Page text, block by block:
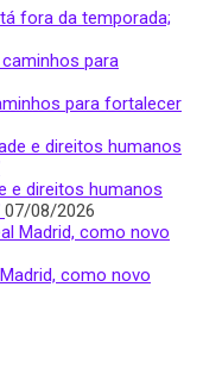
fora da temporada;
para fortalecer
e direitos humanos
07/08/2026
como novo